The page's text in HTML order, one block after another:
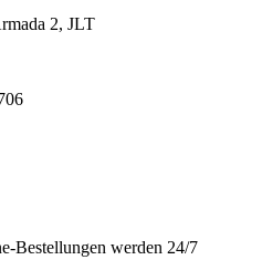
2, JLT
Bestellungen werden 24/7